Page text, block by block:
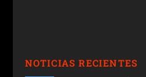
NOTICIAS RECIENTES